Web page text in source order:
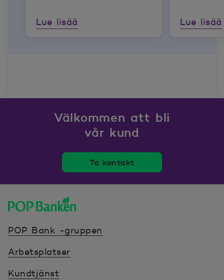
Lue lisää Lue lisää
Välkommen att bli
vår kund
Ta kontakt
POP Bank -gruppen
Arbetsplatser
Kundtjänst